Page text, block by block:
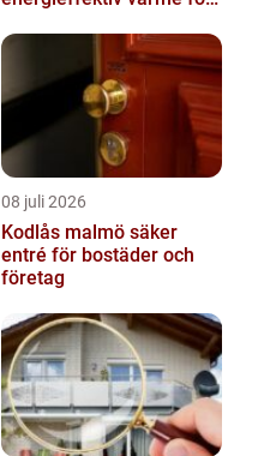
08 juli 2026
Kodlås malmö säker
entré för bostäder och
företag